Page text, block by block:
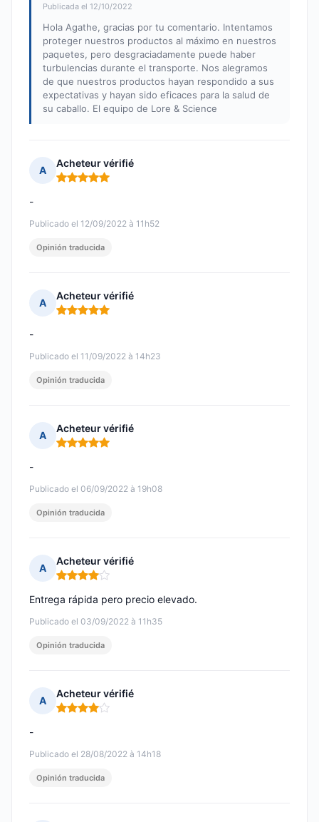
Publicada el 12/10/2022
Hola Agathe, gracias por tu comentario. Intentamos
proteger nuestros productos al máximo en nuestros
paquetes, pero desgraciadamente puede haber
turbulencias durante el transporte. Nos alegramos
de que nuestros productos hayan respondido a sus
expectativas y hayan sido eficaces para la salud de
su caballo. El equipo de Lore & Science
A
Acheteur vérifié
Nota: 5 de 5
Publicado el 12/09/2022 à 11h52
-
Opinión traducida
A
Acheteur vérifié
Nota: 5 de 5
Publicado el 11/09/2022 à 14h23
-
Opinión traducida
A
Acheteur vérifié
Nota: 5 de 5
Publicado el 06/09/2022 à 19h08
-
Opinión traducida
A
Acheteur vérifié
Nota: 4 de 5
Publicado el 03/09/2022 à 11h35
Entrega rápida pero precio elevado.
Opinión traducida
A
Acheteur vérifié
Nota: 4 de 5
Publicado el 28/08/2022 à 14h18
-
Opinión traducida